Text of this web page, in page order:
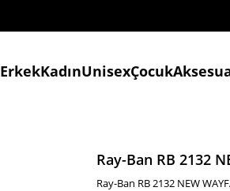
ErkekKadınUnisexÇocuk
Ray-Ban RB 2132
Ray-Ban RB 2132 NEW